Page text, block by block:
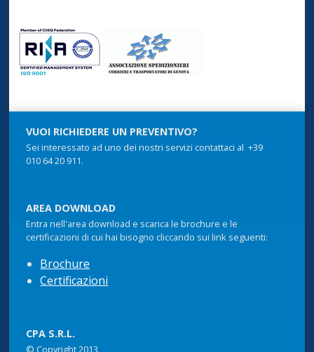
VUOI RICHIEDERE UN PREVENTIVO?
Sei interessato ad uno dei nostri servizi contattaci al +39
010 64 20 911.
AREA DOWNLOAD
Entra nell'area download e scarica le brochure e le
certificazioni di cui hai bisogno cliccando sui link seguenti:
Brochure
Certificazioni
CPA S.R.L.
© Copyright 2013